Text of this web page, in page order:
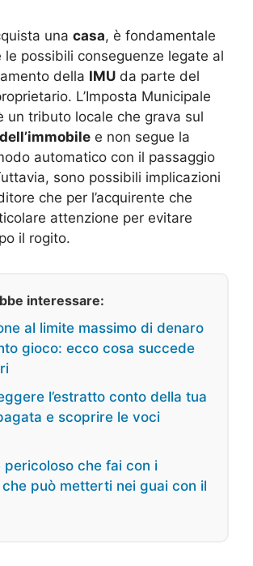
una casa, è fondamentale
le possibili conseguenze legate al
della IMU da parte del
L’Imposta Municipale
un tributo locale che grava sul
e non segue la
automatico con il passaggio
sono possibili implicazioni
che per l’acquirente che
attenzione per evitare
il rogito.
interessare:
al limite massimo di denaro
gioco: ecco cosa succede
l’estratto conto della tua
e scoprire le voci
pericoloso che fai con i
può metterti nei guai con il